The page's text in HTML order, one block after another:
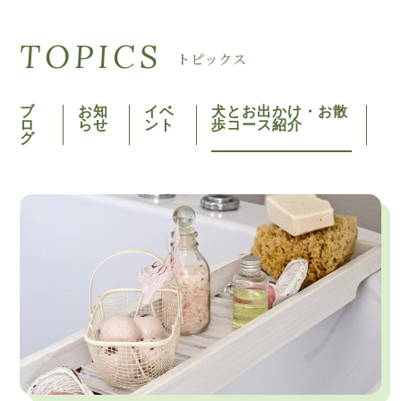
TOPICS トピックス
ブ
ロ
グ
お知
らせ
イベ
ント
犬とお出かけ・お散
歩コース紹介